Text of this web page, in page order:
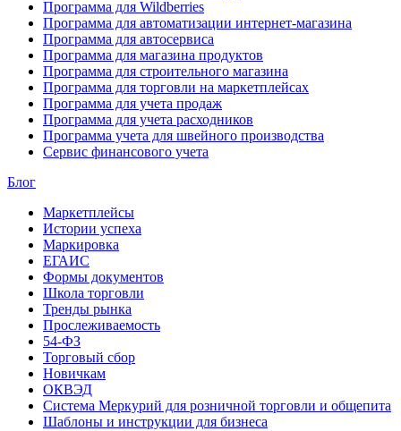
Программа для Wildberries
Программа для автоматизации интернет-магазина
Программа для автосервиса
Программа для магазина продуктов
Программа для строительного магазина
Программа для торговли на маркетплейсах
Программа для учета продаж
Программа для учета расходников
Программа учета для швейного производства
Сервис финансового учета
Блог
Маркетплейсы
Истории успеха
Маркировка
ЕГАИС
Формы документов
Школа торговли
Тренды рынка
Прослеживаемость
54-ФЗ
Торговый сбор
Новичкам
ОКВЭД
Система Меркурий для розничной торговли и общепита
Шаблоны и инструкции для бизнеса